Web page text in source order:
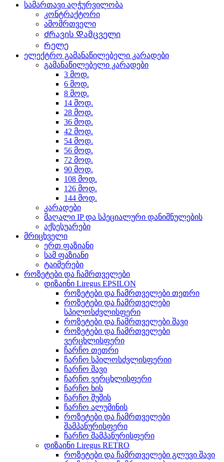
სამართავი აღჭურვილობა
კონტრაქტორი
ამომრთველი
Ძრავის Დამცველი
Რელე
ელექტრო გამანაწილებელი კარადები
გამანაწილებელი კარადები
3 მოდ.
6 მოდ.
8 მოდ.
14 მოდ.
28 მოდ.
36 მოდ.
42 მოდ.
54 მოდ.
56 მოდ.
72 მოდ.
90 მოდ.
108 მოდ.
126 მოდ.
144 მოდ.
კარადები
მაღალი IP და სპეციალური დანიშნულების
აქსესუარები
მრიცხველი
ერთ ფაზიანი
სამ ფაზიანი
ტაიმერები
როზეტები და ჩამრთველები
დიზაინი Liregus EPSILON
როზეტები და ჩამრთველები თეთრი
როზეტები და ჩამრთველები
სპილოსძვლისფერი
როზეტები და ჩამრთველები შავი
როზეტები და ჩამრთველები
ვერცხლისფერი
ჩარჩო თეთრი
ჩარჩო სპილოსძვლისფერიი
ჩარჩო შავი
ჩარჩო ვერცხლისფერი
ჩარჩო ხის
ჩარჩო შუშის
ჩარჩო ალუმინის
როზეტები და ჩამრთველები
შამპანურისფერი
ჩარჩო შამპანურისფერი
დიზაინი Liregus RETRO
როზეტები და ჩამრთველები გლუვი შავი